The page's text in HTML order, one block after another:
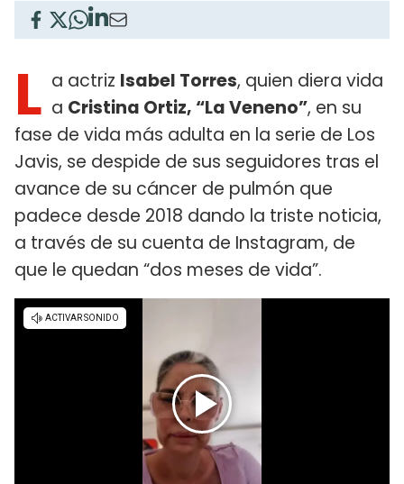
L a actriz Isabel Torres, quien diera vida
a Cristina Ortiz, “La Veneno”, en su
fase de vida más adulta en la serie de Los
Javis, se despide de sus seguidores tras el
avance de su cáncer de pulmón que
padece desde 2018 dando la triste noticia,
a través de su cuenta de Instagram, de
que le quedan “dos meses de vida”.